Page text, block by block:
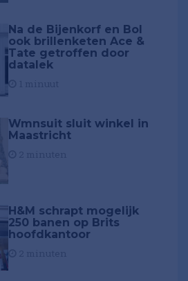
Na de Bijenkorf en Bol
ook brillenketen Ace &
Tate getroffen door
datalek
Wmnsuit sluit winkel in
Maastricht
H&M schrapt mogelijk
250 banen op Brits
hoofdkantoor